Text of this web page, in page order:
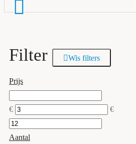
Filter Wis filters
Prijs
€ €
Aantal